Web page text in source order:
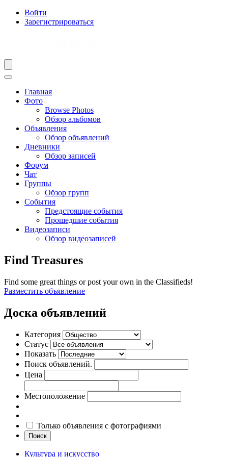
Войти
Зарегистрироваться
Главная
Фото
Browse Photos
Обзор альбомов
Объявления
Обзор объявлений
Дневники
Обзор записей
Форум
Чат
Группы
Обзор групп
События
Предстоящие события
Прошедшие события
Видеозаписи
Обзор видеозаписей
Find Treasures
Find some great things or post your own in the Classifieds!
Разместить объявление
Доска объявлений
Категория
Статус
Показать
Поиск объявлений.
Цена
Местоположение
Только объявления с фотографиями
Поиск
Культура и искусство